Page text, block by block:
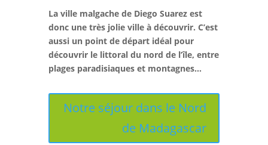
La ville malgache de Diego Suarez est
donc une très jolie ville à découvrir. C’est
aussi un point de départ idéal pour
découvrir le littoral du nord de l’île, entre
plages paradisiaques et montagnes…
Notre séjour dans le Nord
de Madagascar